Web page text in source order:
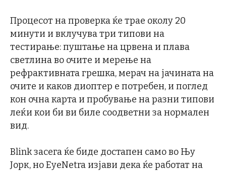
Процесот на проверка ќе трае околу 20
минути и вклучува три типови на
тестирање: пуштање на црвена и плава
светлина во очите и мерење на
рефрактивната грешка, мерач на јачината на
очите и каков диоптер е потребен, и поглед
кон очна карта и пробување на разни типови
леќи кои би ви биле соодветни за нормален
вид.
Blink засега ќе биде достапен само во Њу
Јорк, но EyeNetra изјави дека ќе работат на